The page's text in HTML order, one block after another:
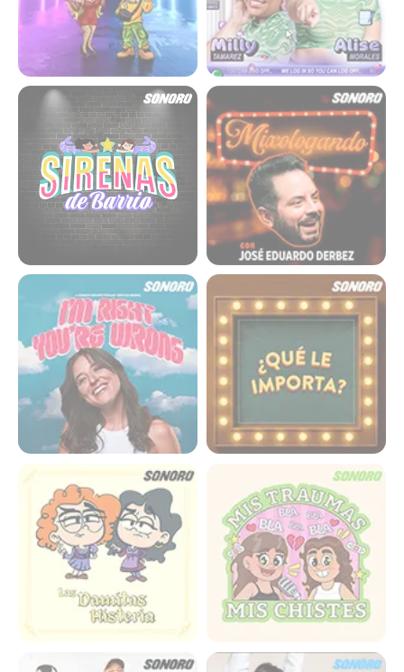
Sirenas de Barrio Mixologando
I´m Right You´re Wrong
¿Qué le importa? Con Capí
Pérez
Damitas Histeria Mis Traumas Mis Chistes
Brown Bag Tres Leches